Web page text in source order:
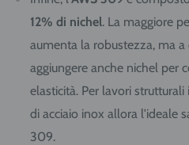
12% di nichel. La maggiore
aumenta la robustezza, ma a
aggiungere anche nichel per
elasticità. Per lavori
di acciaio inox allora l'ideale
309.